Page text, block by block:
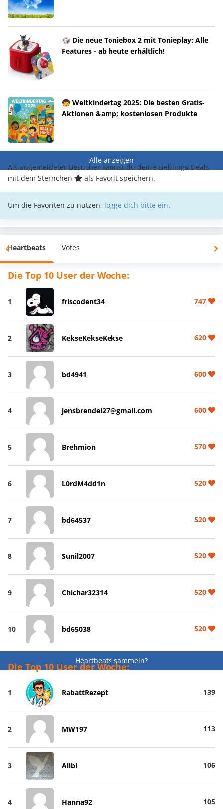
🎲 Die neue Toniebox 2 mit Tonieplay: Alle
Features - ab heute erhältlich!
🧒 Weltkindertag 2025: Die besten Gratis-
Aktionen &amp; kostenlosen Produkte
Alle anzeigen
Als angemeldeter Besucher kannst du deine Lieblings-Deals
mit dem Sternchen
als Favorit speichern.
Um die Favoriten zu nutzen, logge dich bitte ein.
Heartbeats Votes
Die Top 10 User der Woche:
1 friscodent34 747
2 KekseKekseKekse 620
3 bd4941 600
4 jensbrendel27@gmail.com 600
5 Brehmion 570
6 L0rdM4dd1n 520
7 bd64537 520
8 Sunil2007 520
9 Chichar32314 520
10 bd65038 520
Heartbeats sammeln?
Die Top 10 User der Woche:
1 RabattRezept 139
2 MW197 113
3 Alibi 106
4 Hanna92 105